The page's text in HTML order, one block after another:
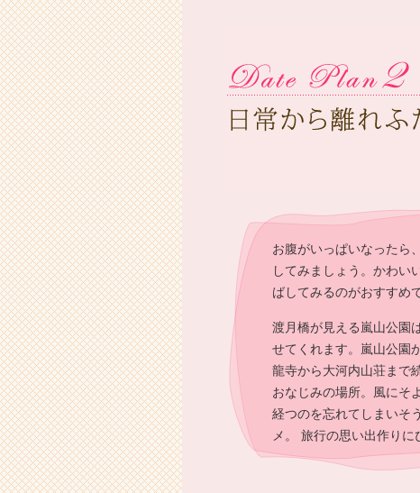
お腹がいっぱいなったら
してみましょう。かわい
ばしてみるのがおすすめ
渡月橋が見える嵐山公園
せてくれます。嵐山公園
龍寺から大河内山荘まで
おなじみの場所。風にそ
経つのを忘れてしまいそ
メ。 旅行の思い出作りに